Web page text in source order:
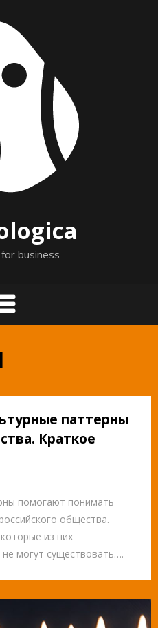
business
паттерны
Краткое
помогают понимать
общества.
из них
не могут существовать….